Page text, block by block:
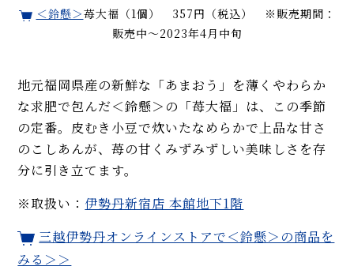
＜鈴懸＞苺大福（1個） 357円（税込） ※販売期間：
販売中〜2023年4月中旬
地元福岡県産の新鮮な「あまおう」を薄くやわらか
な求肥で包んだ＜鈴懸＞の「苺大福」は、この季節
の定番。皮むき小豆で炊いたなめらかで上品な甘さ
のこしあんが、苺の甘くみずみずしい美味しさを存
分に引き立てます。
※取扱い： 伊勢丹新宿店 本館地下1階
三越伊勢丹オンラインストアで＜鈴懸＞の商品を
みる＞＞